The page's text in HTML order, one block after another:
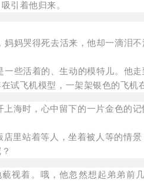
引着他归来。
妈哭得死去活来，他却一滴泪
些活着的、生动的模特儿。他
试飞机模型，一架架银色的飞机
海时，心中留下的一片金色的
站着等人，坐着被人等的情景
着。哦，他忽然想起弟弟前